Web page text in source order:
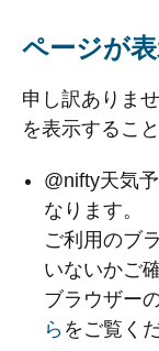
ページが
申し訳ありま
を表示するこ
@nifty天気
なります。
ご利用のブ
いないかご
ブラウザー
ら をご覧く